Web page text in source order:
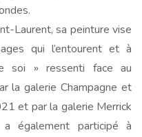
Laurent, sa peinture vise
qui l’entourent et à
soi » ressenti face au
la galerie Champagne et
et par la galerie Merrick
également participé à